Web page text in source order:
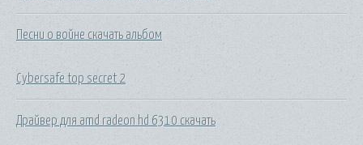
Песни о войне скачать альбом
Cybersafe top secret 2
Драйвер для amd radeon hd 6310 скачать